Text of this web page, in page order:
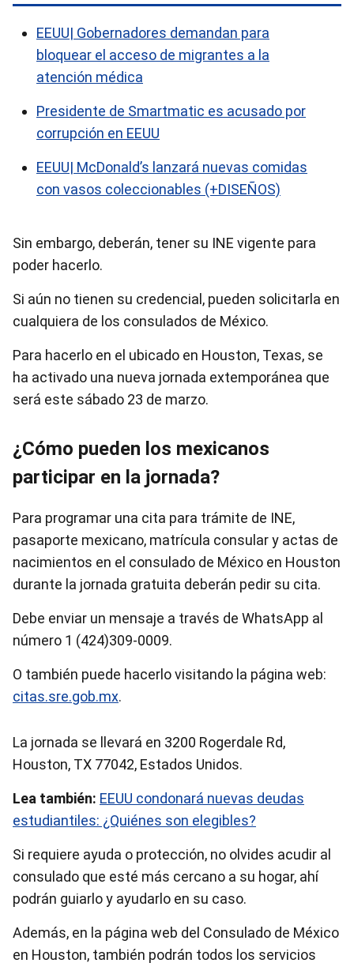
EEUU| Gobernadores demandan para
bloquear el acceso de migrantes a la
atención médica
Presidente de Smartmatic es acusado por
corrupción en EEUU
EEUU| McDonald’s lanzará nuevas comidas
con vasos coleccionables (+DISEÑOS)
Sin embargo, deberán, tener su INE vigente para
poder hacerlo.
Si aún no tienen su credencial, pueden solicitarla en
cualquiera de los consulados de México.
Para hacerlo en el ubicado en Houston, Texas, se
ha activado una nueva jornada extemporánea que
será este sábado 23 de marzo.
¿Cómo pueden los mexicanos
participar en la jornada?
Para programar una cita para trámite de INE,
pasaporte mexicano, matrícula consular y actas de
nacimientos en el consulado de México en Houston
durante la jornada gratuita deberán pedir su cita.
Debe enviar un mensaje a través de WhatsApp al
número 1 (424)309-0009.
O también puede hacerlo visitando la página web:
citas.sre.gob.mx.
La jornada se llevará en 3200 Rogerdale Rd,
Houston, TX 77042, Estados Unidos.
Lea también: EEUU condonará nuevas deudas
estudiantiles: ¿Quiénes son elegibles?
Si requiere ayuda o protección, no olvides acudir al
consulado que esté más cercano a su hogar, ahí
podrán guiarlo y ayudarlo en su caso.
Además, en la página web del Consulado de México
en Houston, también podrán todos los servicios